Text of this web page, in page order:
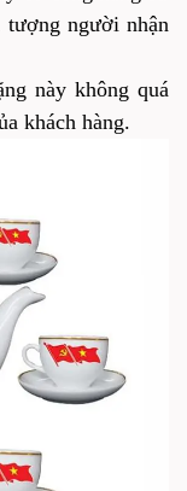
người nhận
này không quá
khách hàng.